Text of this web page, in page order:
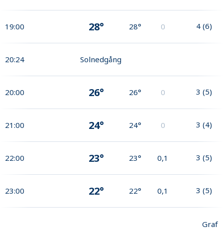
19:00 28° 28° 0 4 (6)
20:24 Solnedgång
20:00 26° 26° 0 3 (5)
21:00 24° 24° 0 3 (4)
22:00 23° 23° 0,1 3 (5)
23:00 22° 22° 0,1 3 (5)
Graf